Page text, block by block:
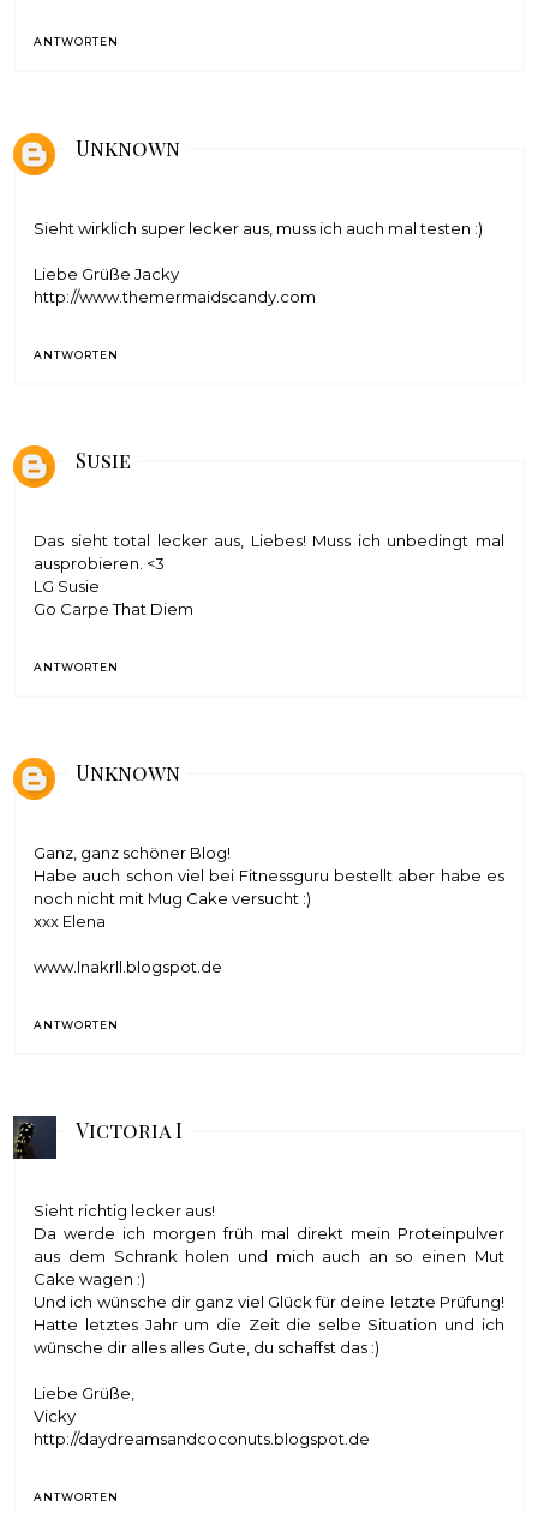
ANTWORTEN
Unknown
Sieht wirklich super lecker aus, muss ich auch mal testen :)
Liebe Grüße Jacky
http://www.themermaidscandy.com
ANTWORTEN
Susie
Das sieht total lecker aus, Liebes! Muss ich unbedingt mal
ausprobieren. <3
LG Susie
Go Carpe That Diem
ANTWORTEN
Unknown
Ganz, ganz schöner Blog!
Habe auch schon viel bei Fitnessguru bestellt aber habe es
noch nicht mit Mug Cake versucht :)
xxx Elena
www.lnakrll.blogspot.de
ANTWORTEN
Victoria I
Sieht richtig lecker aus!
Da werde ich morgen früh mal direkt mein Proteinpulver
aus dem Schrank holen und mich auch an so einen Mut
Cake wagen :)
Und ich wünsche dir ganz viel Glück für deine letzte Prüfung!
Hatte letztes Jahr um die Zeit die selbe Situation und ich
wünsche dir alles alles Gute, du schaffst das :)
Liebe Grüße,
Vicky
http://daydreamsandcoconuts.blogspot.de
ANTWORTEN